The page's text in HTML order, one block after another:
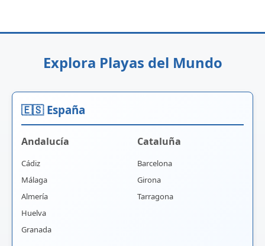
Explora Playas del Mundo
🇪🇸 España
Andalucía
Cádiz
Málaga
Almería
Huelva
Granada
Cataluña
Barcelona
Girona
Tarragona